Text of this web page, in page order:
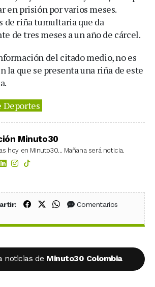
en prisión por varios meses.
de riña tumultaria que da
de tres meses a un año de cárcel.
del citado medio, no es
la que se presenta una riña de este
Deportes
Minuto30
hoy en Minuto30... Mañana será noticia.
Compartir en Facebook
Compartir en X (Twitter)
Compartir en WhatsApp
Comentarios
noticias de Minuto30 Colombia